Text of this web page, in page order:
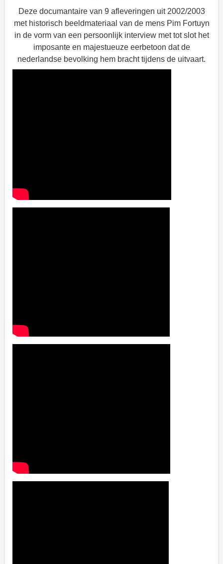
Deze documantaire van 9 afleveringen uit 2002/2003
met historisch beeldmateriaal van de mens Pim Fortuyn
in de vorm van een persoonlijk interview met tot slot het
imposante en majestueuze eerbetoon dat de
nederlandse bevolking hem bracht tijdens de uitvaart.